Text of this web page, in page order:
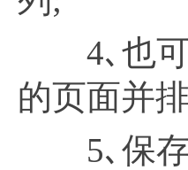
4､也可
的页面并
5､保存